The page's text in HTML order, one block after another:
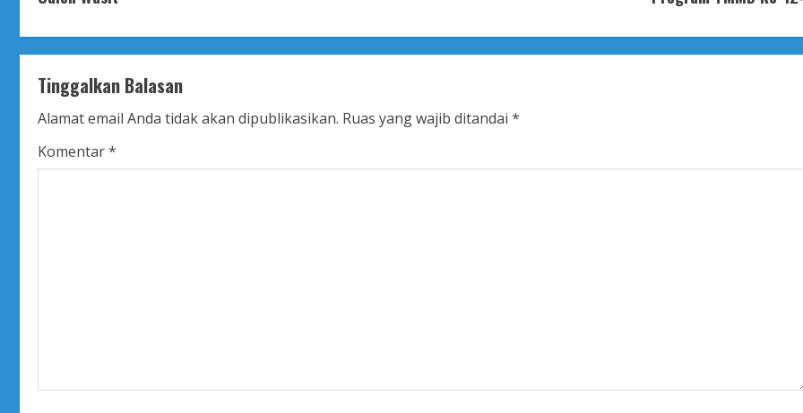
t
i
n
u
i
Tinggalkan Balasan
Alamat email Anda tidak akan dipublikasikan. Ruas yang wajib ditandai *
Komentar*